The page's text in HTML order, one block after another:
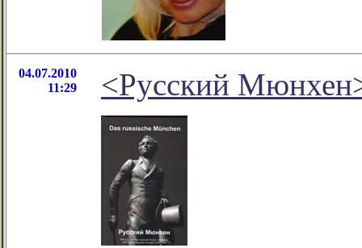
04.07.2010
11:29
<Русский